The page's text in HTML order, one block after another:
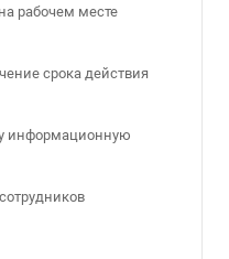
рабочем месте
срока действия
информационную